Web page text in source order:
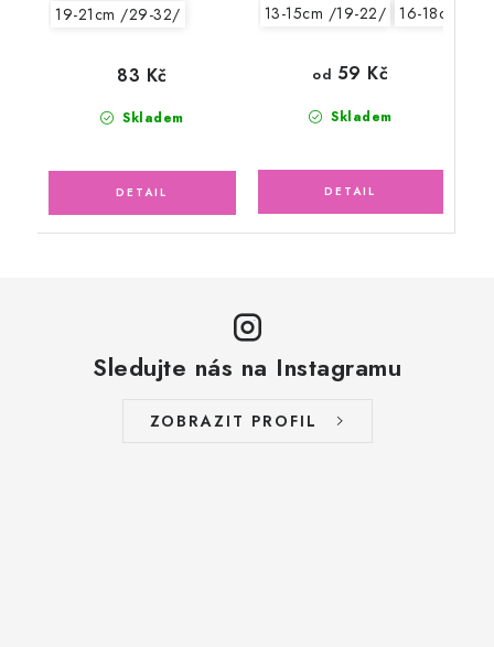
19-21cm /29-32/
Skladem
83 Kč
13-15cm /19-22/ 16-18cm /
Skladem
od 59 Kč
Sledujte nás na Instagramu
ZOBRAZIT PROFIL